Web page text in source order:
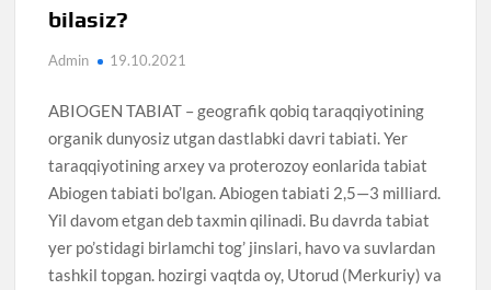
bilasiz?
Admin 19.10.2021
ABIOGEN TABIAT – geografik qobiq taraqqiyotining
organik dunyosiz utgan dastlabki davri tabiati. Yer
taraqqiyotining arxey va proterozoy eonlarida tabiat
Abiogen tabiati bo’lgan. Abiogen tabiati 2,5—3 milliard.
Yil davom etgan deb taxmin qilinadi. Bu davrda tabiat
yer po’stidagi birlamchi tog’ jinslari, havo va suvlardan
tashkil topgan. hozirgi vaqtda oy, Utorud (Merkuriy) va